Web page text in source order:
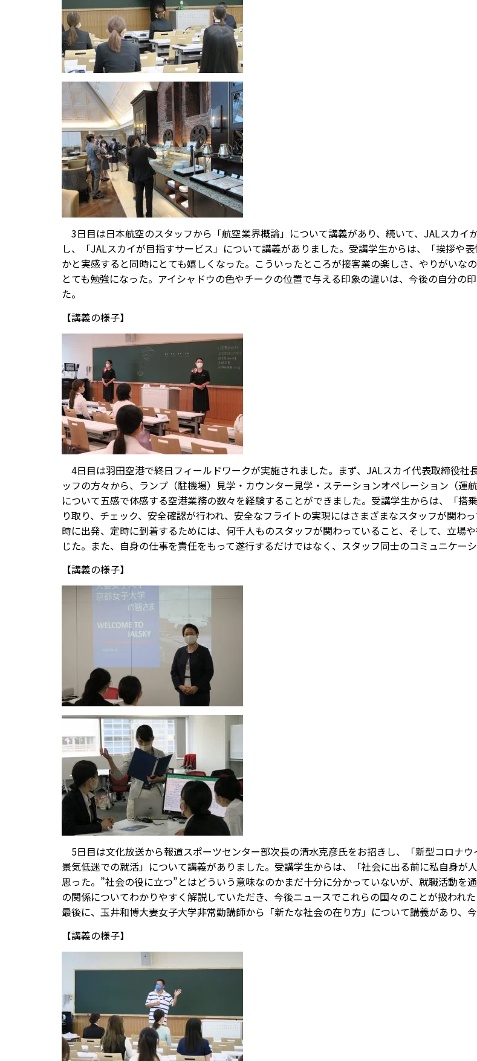
3日目は日本航空のスタッフから「航空業界概論」について講義があり、続いて、JALスカイ
し、「JALスカイが目指すサービス」について講義がありました。受講学生からは、「挨拶や
かと実感すると同時にとても嬉しくなった。こういったところが接客業の楽しさ、やりがいな
とても勉強になった。アイシャドウの色やチークの位置で与える印象の違いは、今後の自分の
た。
【講義の様子】
4日目は羽田空港で終日フィールドワークが実施されました。まず、JALスカイ代表取締役
ッフの方々から、ランプ（駐機場）見学・カウンター見学・ステーションオペレーション（運
について五感で体感する空港業務の数々を経験することができました。受講学生からは、「
り取り、チェック、安全確認が行われ、安全なフライトの実現にはさまざまなスタッフが関わ
時に出発、定時に到着するためには、何千人ものスタッフが関わっていること、そして、立場
じた。また、自身の仕事を責任をもって遂行するだけではなく、スタッフ同士のコミュニケー
【講義の様子】
5日目は文化放送から報道スポーツセンター部次長の清水克彦氏をお招きし、「新型コロナ
景気低迷での就活」について講義がありました。受講学生からは、「社会に出る前に私自身が
思った。”社会の役に立つ”とはどういう意味なのかまだ十分に分かっていないが、就職活動を
の関係についてわかりやすく解説していただき、今後ニュースでこれらの国々のことが扱われ
最後に、玉井和博大妻女子大学非常勤講師から「新たな社会の在り方」について講義があり、
【講義の様子】